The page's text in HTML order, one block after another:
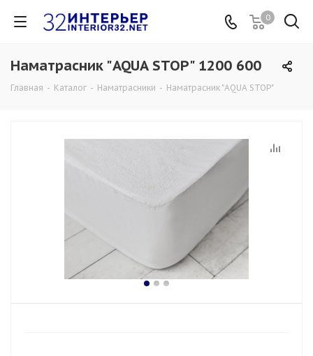
0
Наматрасник "AQUA STOP" 1200 600
Главная - Каталог - Наматрасники - Наматрасник "AQUA STOP"